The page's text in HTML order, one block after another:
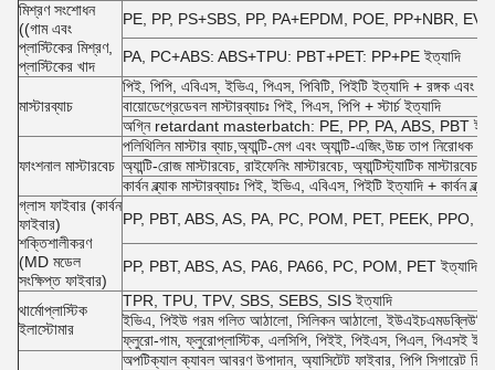
মিশ্রণ সংশোধন
((গাম এবং
প্লাস্টিকের মিশ্রণ,
প্লাস্টিকের খাদ
PE, PP, PS+SBS, PP, PA+EPDM, POE, PP+NBR, EVA +
PA, PC+ABS: ABS+TPU: PBT+PET: PP+PE ইত্যাদি
মাস্টারব্যাচ
পিই, পিপি, এবিএস, ইভিএ, পিএস, পিবিটি, পিইটি ইত্যাদি + রঙ্গক এবং
বায়োডেগ্রেডেবল মাস্টারব্যাচঃ পিই, পিএস, পিপি + স্টার্চ ইত্যাদি
অগ্নি retardant masterbatch: PE, PP, PA, ABS, PBT
ফাংশনাল মাস্টারবেচ
পলিথিলিন মাস্টার ব্যাচ,অ্যান্টি-মেগ এবং অ্যান্টি-এজিং,উচ্চ তাপ নিরোধক
অ্যান্টি-রোজ মাস্টারবেচ, রাইফেনিং মাস্টারবেচ, অ্যান্টিস্ট্যাটিক মাস্টারবেচ,
কার্বন ব্ল্যাক মাস্টারব্যাচঃ পিই, ইভিএ, এবিএস, পিইটি ইত্যাদি + কার্বন ব্ল্যাক
গ্লাস ফাইবার (কার্বন
ফাইবার)
শক্তিশালীকরণ
(MD মডেল
সংক্ষিপ্ত ফাইবার)
PP, PBT, ABS, AS, PA, PC, POM, PET, PEEK, PPO, PES
PP, PBT, ABS, AS, PA6, PA66, PC, POM, PET ইত্যাদি + দীর্ঘ
থার্মোপ্লাস্টিক
ইলাস্টোমার
TPR, TPU, TPV, SBS, SEBS, SIS ইত্যাদি
ইভিএ, পিইউ গরম গলিত আঠালো, সিলিকন আঠালো, ইউএইচএমডব্লিউপিই
ফ্লুরো-গাম, ফ্লুরোপ্লাস্টিক, এলসিপি, পিইই, পিইএস, পিএল, পিএসই
অপটিক্যাল ক্যাবল আবরণ উপাদান, অ্যাসিটেট ফাইবার, পিপি সিগারেট